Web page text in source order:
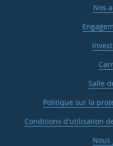
Nos
Salle
Politique sur la
Conditions d'utilisation